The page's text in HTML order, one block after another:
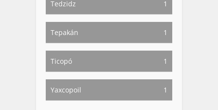
Tedzidz 1
Tepakán 1
Ticopó 1
Yaxcopoil 1